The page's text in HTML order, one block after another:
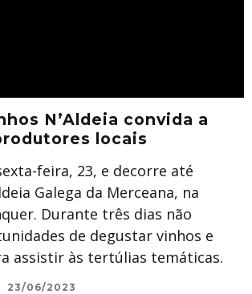
N’Aldeia convida a
locais
feira, 23, e decorre até
Galega da Merceana, na
Durante três dias não
de degustar vinhos e
assistir às tertúlias temáticas.
23/06/2023